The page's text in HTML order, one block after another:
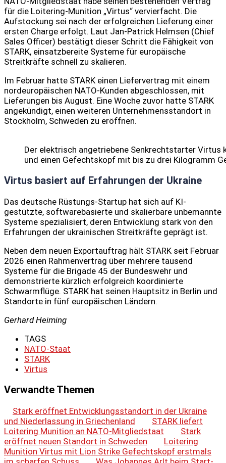
für die Loitering-Munition „Virtus“ vervierfacht. Die
Aufstockung sei nach der erfolgreichen Lieferung einer
ersten Charge erfolgt. Laut Jan-Patrick Helmsen (Chief
Sales Officer) bestätigt dieser Schritt die Fähigkeit von
STARK, einsatzbereite Systeme für europäische
Streitkräfte schnell zu skalieren.
Im Februar hatte STARK einen Liefervertrag mit einem
nordeuropäischen NATO-Kunden abgeschlossen, mit
Lieferungen bis August. Eine Woche zuvor hatte STARK
angekündigt, einen weiteren Unternehmensstandort in
Stockholm, Schweden zu eröffnen.
Der elektrisch angetriebene Senkrechtstarter Virtus
und einen Gefechtskopf mit bis zu drei Kilogramm
Virtus basiert auf Erfahrungen der Ukraine
Das deutsche Rüstungs-Startup hat sich auf KI-
gestützte, softwarebasierte und skalierbare unbemannte
Systeme spezialisiert, deren Entwicklung stark von den
Erfahrungen der ukrainischen Streitkräfte geprägt ist.
Neben dem neuen Exportauftrag hält STARK seit Februar
2026 einen Rahmenvertrag über mehrere tausend
Systeme für die Brigade 45 der Bundeswehr und
demonstrierte kürzlich erfolgreich koordinierte
Schwarmflüge. STARK hat seinen Hauptsitz in Berlin und
Standorte in fünf europäischen Ländern.
Gerhard Heiming
TAGS
NATO-Staat
STARK
Virtus
Verwandte Themen
Stark eröffnet Entwicklungsstandort in der Ukraine
und Niederlassung in Griechenland
STARK liefert
Loitering Munition an NATO-Mitgliedstaat
Stark
eröffnet neuen Standort in Schweden
Loitering
Munition Virtus mit Lion Strike Gefechtskopf erstmals